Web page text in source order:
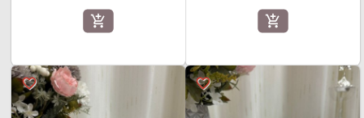
add_shopping_cart
add_shopping_cart
favorite_border
favorite_border